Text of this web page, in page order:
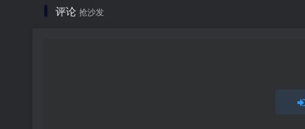
评论 抢沙发